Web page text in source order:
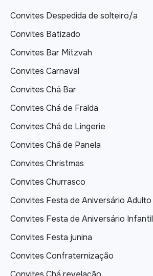
Convites Despedida de solteiro/a
Convites Batizado
Convites Bar Mitzvah
Convites Carnaval
Convites Chá Bar
Convites Chá de Fralda
Convites Chá de Lingerie
Convites Chá de Panela
Convites Christmas
Convites Churrasco
Convites Festa de Aniversário Adulto
Convites Festa de Aniversário Infantil
Convites Festa junina
Convites Confraternização